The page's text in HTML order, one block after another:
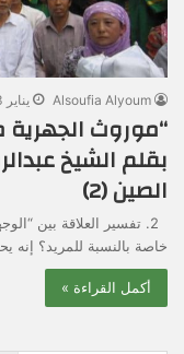
Alsoufia Alyoum يناير 13, 2022
“موروث
بقلم الشيخ
الصين (2)
2. تفسير العلاقة بين
خاصة بالنسبة للمريد؟ إنه
أكمل القراءة »